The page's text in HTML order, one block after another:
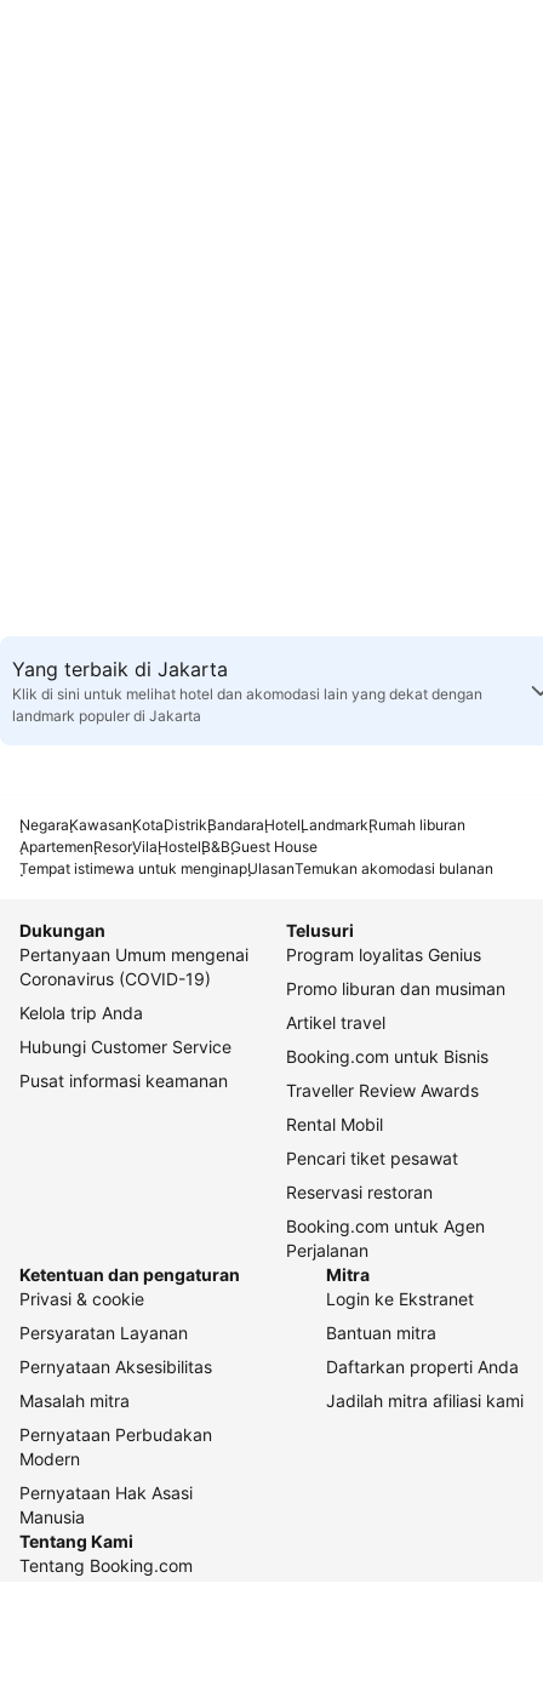
Yang terbaik di Jakarta
Klik di sini untuk melihat hotel dan akomodasi lain yang dekat dengan
landmark populer di Jakarta
NegaraKawasanKotaDistrikBandaraHotelLandmarkRumah liburan
ApartemenResorVilaHostelB&BGuest House
Tempat istimewa untuk menginapUlasanTemukan akomodasi bulanan
Dukungan
Pertanyaan Umum mengenai
Coronavirus (COVID-19)
Kelola trip Anda
Hubungi Customer Service
Pusat informasi keamanan
Telusuri
Program loyalitas Genius
Promo liburan dan musiman
Artikel travel
Booking.com untuk Bisnis
Traveller Review Awards
Rental Mobil
Pencari tiket pesawat
Reservasi restoran
Booking.com untuk Agen
Perjalanan
Ketentuan dan pengaturan
Privasi & cookie
Persyaratan Layanan
Pernyataan Aksesibilitas
Masalah mitra
Pernyataan Perbudakan
Modern
Pernyataan Hak Asasi
Manusia
Mitra
Login ke Ekstranet
Bantuan mitra
Daftarkan properti Anda
Jadilah mitra afiliasi kami
Tentang Kami
Tentang Booking.com